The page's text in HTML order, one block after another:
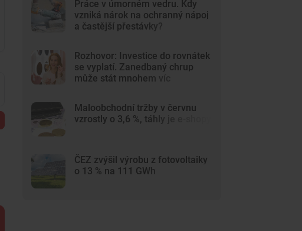
Práce v úmorném vedru. Kdy
vzniká nárok na ochranný nápoj
a častější přestávky?
Rozhovor: Investice do rovnátek
se vyplatí. Zanedbaný chrup
může stát mnohem víc
Maloobchodní tržby v červnu
vzrostly o 3,6 %, táhly je e-shopy
ČEZ zvýšil výrobu z fotovoltaiky
o 13 % na 111 GWh